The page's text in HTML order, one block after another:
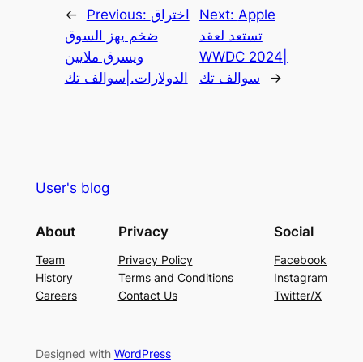
← Previous: اختراق
ضخم يهز السوق
ويسرق ملايين
الدولارات.|سوالف تك
Next: Apple
تستعد لعقد
WWDC 2024|
سوالف تك
→
User's blog
About
Team
History
Careers
Privacy
Privacy Policy
Terms and Conditions
Contact Us
Social
Facebook
Instagram
Twitter/X
Designed with WordPress